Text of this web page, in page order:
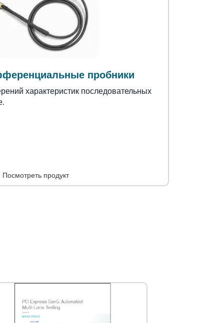
пробники
характеристик последовательных
Посмотреть продукт